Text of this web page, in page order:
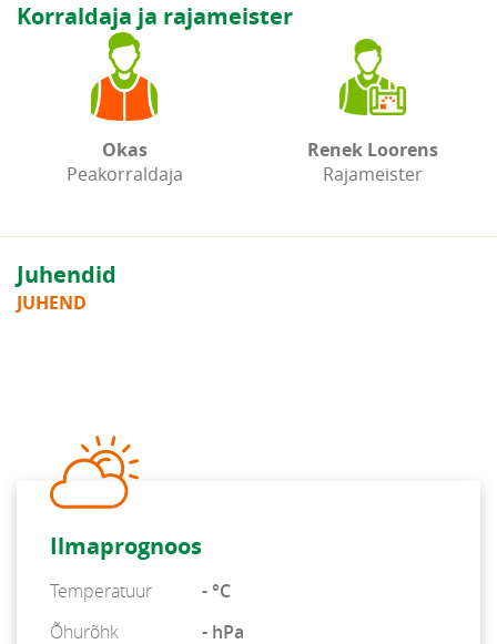
Korraldaja ja rajameister
Okas
Peakorraldaja
Renek Loorens
Rajameister
Juhendid
JUHEND
Ilmaprognoos
Temperatuur
- °C
Õhurõhk
- hPa